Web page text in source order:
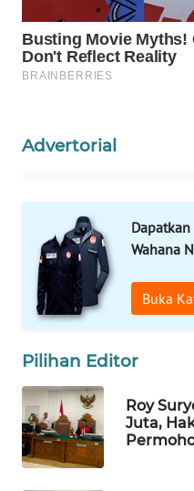
Advertorial
Wahana
Buka
Pilihan Editor
Roy
Juta,
WAHANA
WAHANA
INFRASTRUKTUR
WAHANA
KONSUMEN
LISTRIK
WAHANA
TRAVEL